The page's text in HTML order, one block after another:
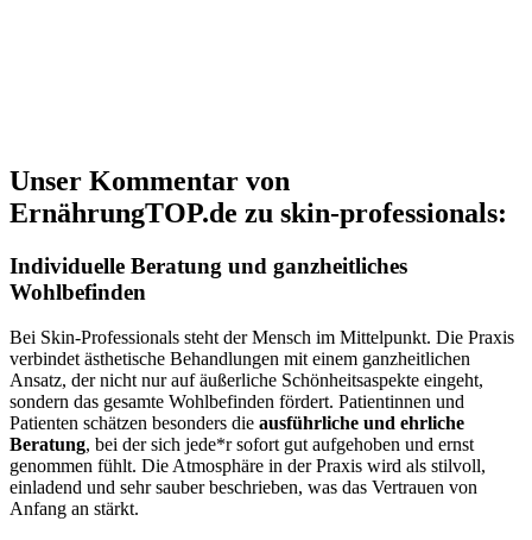
Unser Kommentar von
ErnährungTOP.de zu skin-professionals:
Individuelle Beratung und ganzheitliches
Wohlbefinden
Bei Skin-Professionals steht der Mensch im Mittelpunkt. Die Praxis
verbindet ästhetische Behandlungen mit einem ganzheitlichen
Ansatz, der nicht nur auf äußerliche Schönheitsaspekte eingeht,
sondern das gesamte Wohlbefinden fördert. Patientinnen und
Patienten schätzen besonders die ausführliche und ehrliche
Beratung, bei der sich jede*r sofort gut aufgehoben und ernst
genommen fühlt. Die Atmosphäre in der Praxis wird als stilvoll,
einladend und sehr sauber beschrieben, was das Vertrauen von
Anfang an stärkt.